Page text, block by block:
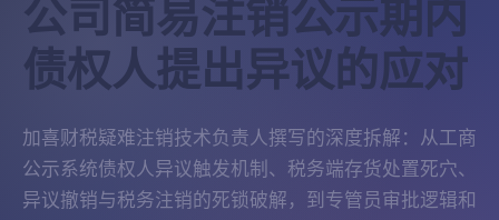
公司简易注销公示期内
债权人提出异议的应对
加喜财税疑难注销技术负责人撰写的深度拆解：从工商
公示系统债权人异议触发机制、税务端存货处置死穴、
异议撤销与税务注销的死锁破解，到专管员审批逻辑和